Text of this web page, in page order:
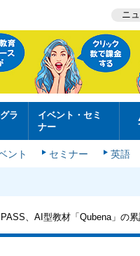
ニ
ラ
イベント・セミ
ナー
ント セミナー 英語
、AI型教材「Qubena」の